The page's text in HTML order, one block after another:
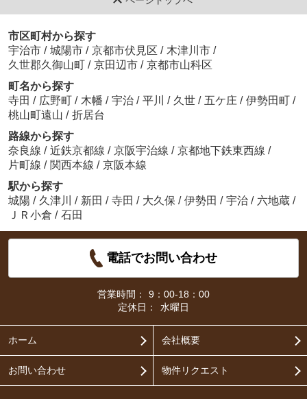
市区町村から探す
宇治市 / 城陽市 / 京都市伏見区 / 木津川市 /
久世郡久御山町 / 京田辺市 / 京都市山科区
町名から探す
寺田 / 広野町 / 木幡 / 宇治 / 平川 / 久世 / 五ケ庄 / 伊勢田町 /
桃山町遠山 / 折居台
路線から探す
奈良線 / 近鉄京都線 / 京阪宇治線 / 京都地下鉄東西線 /
片町線 / 関西本線 / 京阪本線
駅から探す
城陽 / 久津川 / 新田 / 寺田 / 大久保 / 伊勢田 / 宇治 / 六地蔵 /
ＪＲ小倉 / 石田
電話でお問い合わせ
営業時間：
9：00-18：00
定休日：
水曜日
ホーム 会社概要
お問い合わせ 物件リクエスト